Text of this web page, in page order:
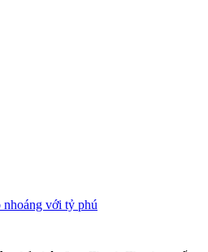
với tỷ phú